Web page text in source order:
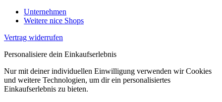
Unternehmen
Weitere nice Shops
Vertrag widerrufen
Personalisiere dein Einkaufserlebnis
Nur mit deiner individuellen Einwilligung verwenden wir Cookies
und weitere Technologien, um dir ein personalisiertes
Einkaufserlebnis zu bieten.